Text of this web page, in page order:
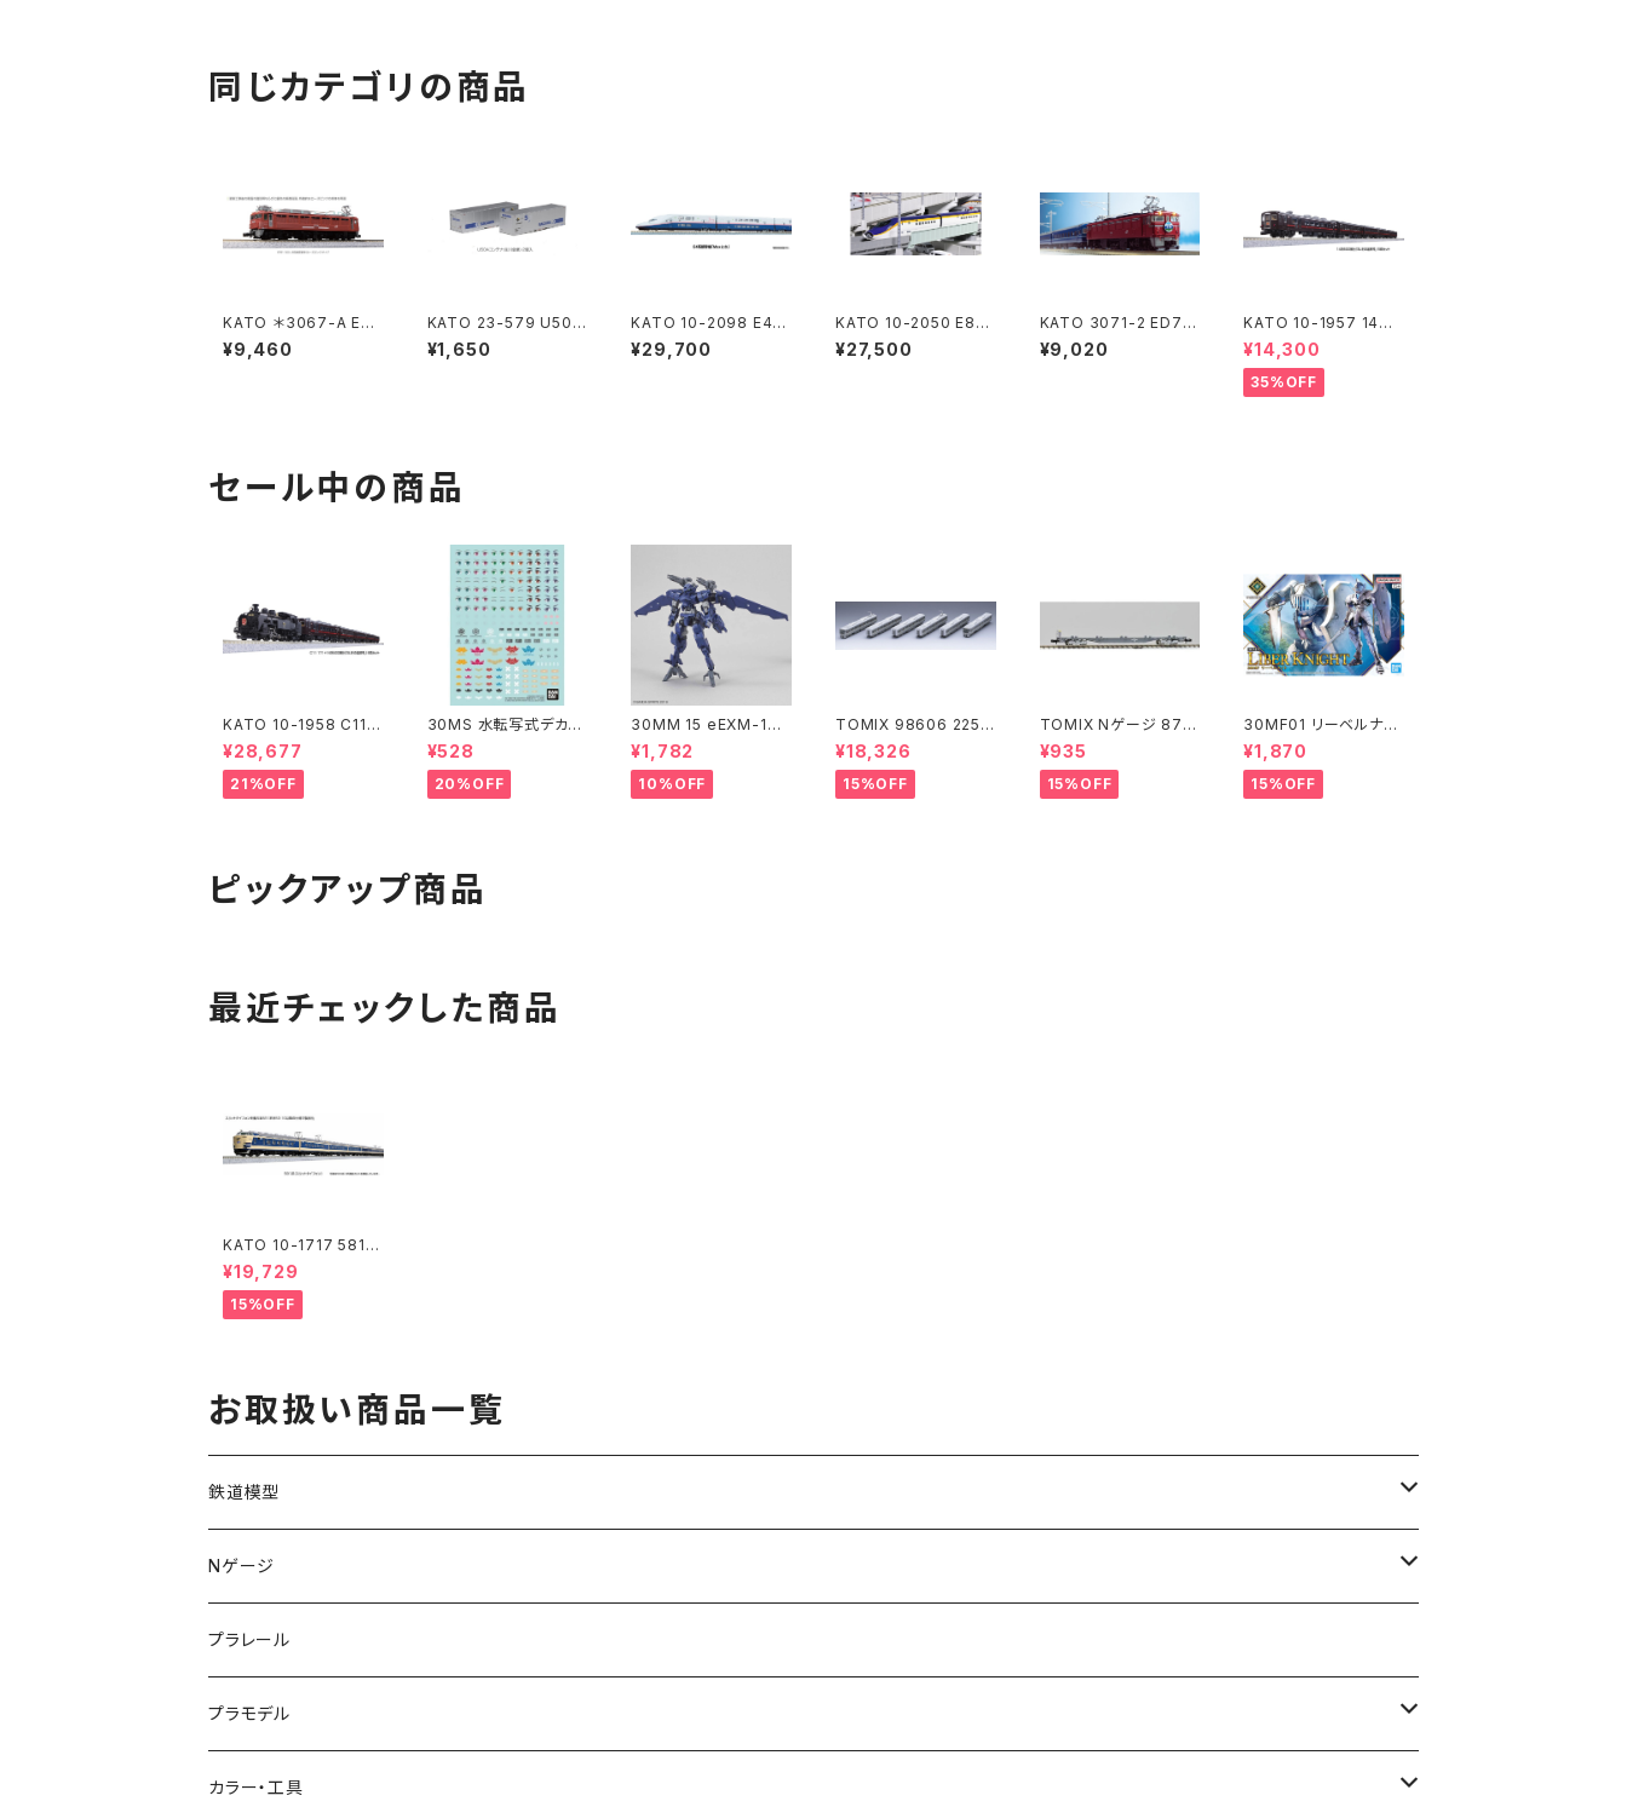
同じカテゴリの商品
KATO ＊3067-A EF8
1 300 JR貨物更新(ロ
ーズピンク) 鉄道模型
¥9,460
KATO 23-579 U50A
コンテナ(佐川急便) 2個
入 Nゲージ 鉄道模型
¥1,650
KATO 10-2098 E4系
新幹線「Maxとき」 8両
セット Nゲージ 鉄道模
¥29,700
KATO 10-2050 E8系
山形新幹線"つばさ" 7
両セット【特別企画品】
¥27,500
KATO 3071-2 ED76
500 JR仕様 Nゲージ
鉄道模型（新品 在庫
¥9,020
KATO 10-1957 14系5
00番台"SL冬の湿原
号" 5両セット Nゲージ
鉄道模型 北海道（新
品 在庫品）
¥14,300
35%OFF
セール中の商品
KATO 10-1958 C11 1
71+14系｢SL冬の湿原
号｣ 6両セット 特企品 N
ゲージ 鉄道模型 北海
道（新品 在庫品）
¥28,677
21%OFF
30MS 水転写式デカー
ル 汎用1
¥528
20%OFF
30MM 15 eEXM-17
アルト(空中戦仕様)ネイ
ビー
¥1,782
10%OFF
TOMIX 98606 225 6
000系 (6両) 鉄道模型
¥18,326
15%OFF
TOMIX Nゲージ 871
8 コキ107 (増備型・コ
ンテナなし) 鉄道模型
¥935
15%OFF
30MF01 リーベルナイ
ト プラモデル（新品 在
庫品）
¥1,870
15%OFF
ピックアップ商品
最近チェックした商品
KATO 10-1717 581系
(スリットタイフォン) 7両
基本 鉄道模型
¥19,729
15%OFF
お取扱い商品一覧
鉄道模型
KATO (N)
TOMIX (N)
マイクロエース (N)
グリーンマックス (N)
Nゲージ
車両
入門セット
レール
プラレール
プラモデル
ガンプラ
カラー・工具